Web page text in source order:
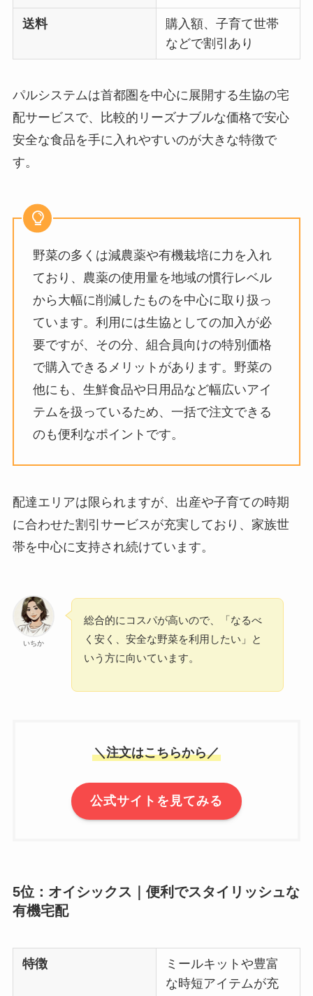
送料
購入額、子育て世帯
などで割引あり
パルシステムは首都圏を中心に展開する生協の宅
配サービスで、比較的リーズナブルな価格で安心
安全な食品を手に入れやすいのが大きな特徴で
す。
野菜の多くは減農薬や有機栽培に力を入れ
ており、農薬の使用量を地域の慣行レベル
から大幅に削減したものを中心に取り扱っ
ています。利用には生協としての加入が必
要ですが、その分、組合員向けの特別価格
で購入できるメリットがあります。野菜の
他にも、生鮮食品や日用品など幅広いアイ
テムを扱っているため、一括で注文できる
のも便利なポイントです。
配達エリアは限られますが、出産や子育ての時期
に合わせた割引サービスが充実しており、家族世
帯を中心に支持され続けています。
いちか
総合的にコスパが高いので、「なるべ
く安く、安全な野菜を利用したい」と
いう方に向いています。
＼注文はこちらから／
公式サイトを見てみる
5位：オイシックス｜便利でスタイリッシュな
有機宅配
特徴
ミールキットや豊富
な時短アイテムが充